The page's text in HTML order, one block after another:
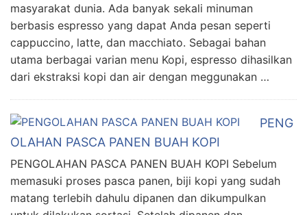
masyarakat dunia. Ada banyak sekali minuman
berbasis espresso yang dapat Anda pesan seperti
cappuccino, latte, dan macchiato. Sebagai bahan
utama berbagai varian menu Kopi, espresso dihasilkan
dari ekstraksi kopi dan air dengan meggunakan …
PENG
OLAHAN PASCA PANEN BUAH KOPI
PENGOLAHAN PASCA PANEN BUAH KOPI Sebelum
memasuki proses pasca panen, biji kopi yang sudah
matang terlebih dahulu dipanen dan dikumpulkan